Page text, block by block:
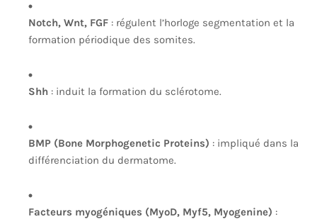
Notch, Wnt, FGF : régulent l’horloge segmentation et la
formation périodique des somites.
Shh : induit la formation du sclérotome.
BMP (Bone Morphogenetic Proteins) : impliqué dans la
différenciation du dermatome.
Facteurs myogéniques (MyoD, Myf5, Myogenine) :